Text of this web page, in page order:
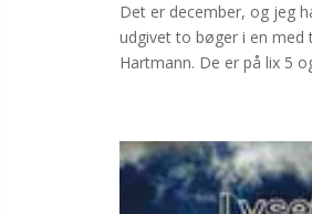
Det er december, og jeg
udgivet to bøger i en med
Hartmann. De er på lix 5